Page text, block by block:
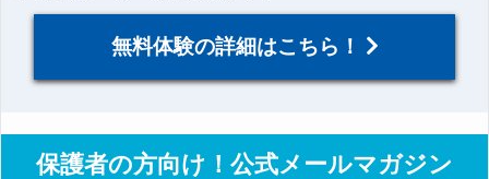
無料体験の詳細はこちら！
保護者の方向け！公式メールマガジン